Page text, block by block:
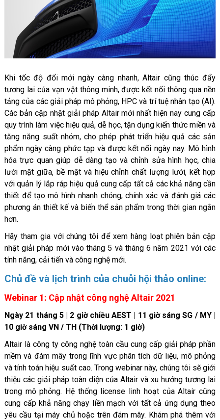
Khi tốc độ đổi mới ngày càng nhanh, Altair cũng thúc đẩy
tương lai của vạn vật thông minh, được kết nối thông qua nền
tảng của các giải pháp mô phỏng, HPC và trí tuệ nhân tạo (AI).
Các bản cập nhật giải pháp Altair mới nhất hiện nay cung cấp
quy trình làm việc hiệu quả, dễ học, tận dụng kiến ​​thức miền và
tăng năng suất nhóm, cho phép phát triển hiệu quả các sản
phẩm ngày càng phức tạp và được kết nối ngày nay. Mô hình
hóa trực quan giúp dễ dàng tạo và chỉnh sửa hình học, chia
lưới mặt giữa, bề mặt và hiệu chỉnh chất lượng lưới, kết hợp
với quản lý lắp ráp hiệu quả cung cấp tất cả các khả năng cần
thiết để tạo mô hình nhanh chóng, chính xác và đánh giá các
phương án thiết kế và biến thể sản phẩm trong thời gian ngắn
hơn.
Hãy tham gia với chúng tôi để xem hàng loạt phiên bản cập
nhật giải pháp mới vào tháng 5 và tháng 6 năm 2021 với các
tính năng, cải tiến và công nghệ mới.
Chủ đề và lịch trình của chuỗi hội thảo online:
Webinar 1: Cập nhật công nghệ Altair 2021
Ngày 21 tháng 5 | 2 giờ chiều AEST | 11 giờ sáng SG / MY |
10 giờ sáng VN / TH (Thời lượng: 1 giờ)
Altair là công ty công nghệ toàn cầu cung cấp giải pháp phần
mềm và đám mây trong lĩnh vực phân tích dữ liệu, mô phỏng
và tính toán hiệu suất cao. Trong webinar này, chúng tôi sẽ giới
thiệu các giải pháp toàn diện của Altair và xu hướng tương lai
trong mô phỏng. Hệ thống license linh hoạt của Altair cũng
cung cấp khả năng chạy liền mạch với tất cả ứng dụng theo
yêu cầu tại máy chủ hoặc trên đám mây. Khám phá thêm với